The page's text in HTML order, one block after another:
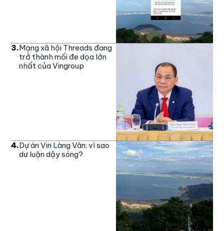
3.Mạng xã hội Threads đang
trở thành mối đe dọa lớn
nhất của Vingroup
4.Dự án Vin Làng Vân: vì sao
dư luận dậy sóng?